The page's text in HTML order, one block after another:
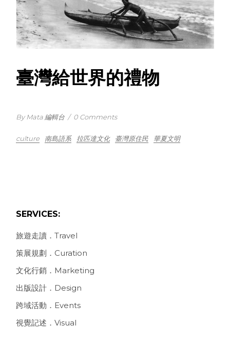
臺灣給世界的禮物
By Mata 編輯台 / 0 Comments
culture 南島語系 拉匹達文化 臺灣原住民 華夏文明
SERVICES:
旅遊走讀．Travel
策展規劃．Curation
文化行銷．Marketing
出版設計．Design
跨域活動．Events
視覺記述．Visual